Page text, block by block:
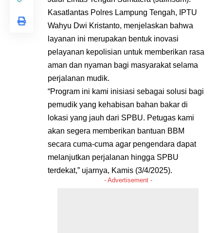
Kasatlantas Polres Lampung Tengah, IPTU
Wahyu Dwi Kristanto, menjelaskan bahwa
layanan ini merupakan bentuk inovasi
pelayanan kepolisian untuk memberikan rasa
aman dan nyaman bagi masyarakat selama
perjalanan mudik.
“Program ini kami inisiasi sebagai solusi bagi
pemudik yang kehabisan bahan bakar di
lokasi yang jauh dari SPBU. Petugas kami
akan segera memberikan bantuan BBM
secara cuma-cuma agar pengendara dapat
melanjutkan perjalanan hingga SPBU
terdekat,” ujarnya, Kamis (3/4/2025).
- Advertisement -